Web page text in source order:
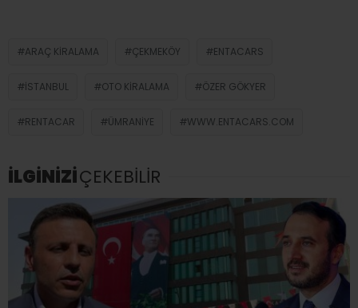
ARAÇ KIRALAMA ÇEKMEKÖY ENTACARS
İSTANBUL OTO KIRALAMA ÖZER GÖKYER
RENTACAR ÜMRANIYE WWW.ENTACARS.COM
İLGİNİZİÇEKEBİLİR